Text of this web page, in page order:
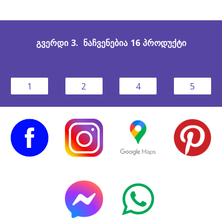
გვერდი 3. ნაჩვენებია 16პროდუქტი
1 2 4 5